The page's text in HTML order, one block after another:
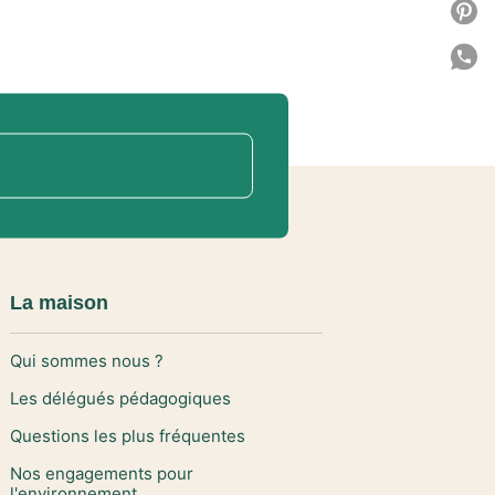
La maison
Qui sommes nous ?
Les délégués pédagogiques
Questions les plus fréquentes
Nos engagements pour